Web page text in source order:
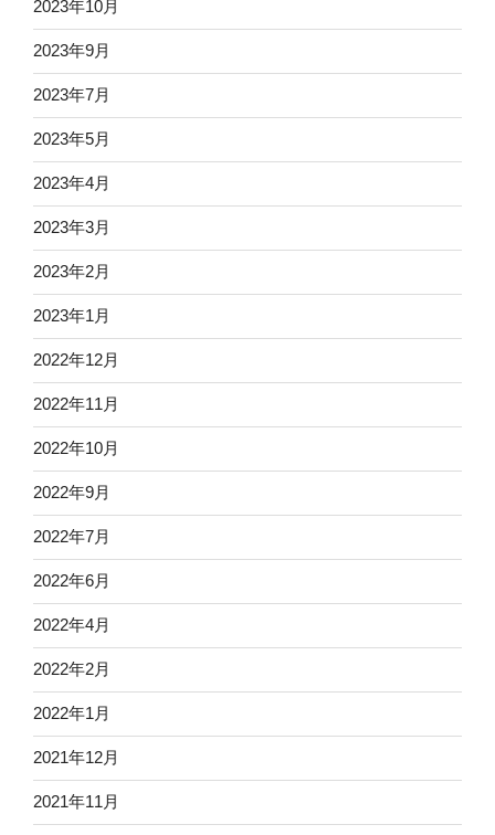
2023年10月
2023年9月
2023年7月
2023年5月
2023年4月
2023年3月
2023年2月
2023年1月
2022年12月
2022年11月
2022年10月
2022年9月
2022年7月
2022年6月
2022年4月
2022年2月
2022年1月
2021年12月
2021年11月